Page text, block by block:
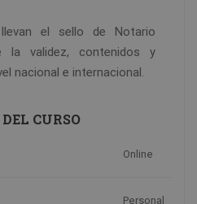
el sello de Notario
validez, contenidos y
nacional e internacional.
CURSO
Online
Personal